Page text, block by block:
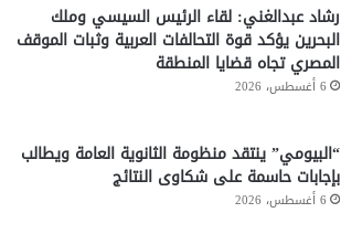
رشاد عبدالغني: لقاء الرئيس السيسي وملك
البحرين يؤكد قوة التحالفات العربية وثبات الموقف
المصري تجاه قضايا المنطقة
6 أغسطس، 2026
“البيومي” ينتقد منظومة الثانوية العامة ويطالب
بإجابات حاسمة على شكاوى النتائج
6 أغسطس، 2026